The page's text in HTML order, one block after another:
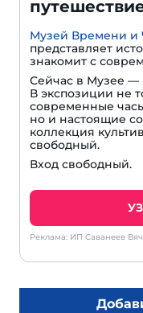
Музей Времени и
представляет
знакомит с
Сейчас в Музее —
В экспозиции не
современные
но и настоящие
коллекция
свободный.
Вход свободный.
Реклама: ИП Саванеев